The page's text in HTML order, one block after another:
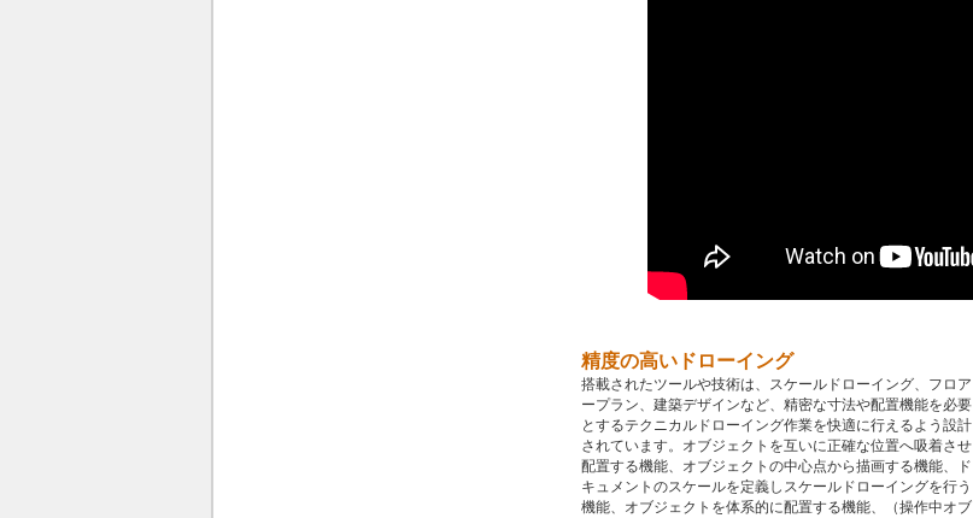
精度の高いドローイング
搭載されたツールや技術は、スケールドローイング、フロア
ープラン、建築デザインなど、精密な寸法や配置機能を必要
とするテクニカルドローイング作業を快適に行えるよう設計
されています。オブジェクトを互いに正確な位置へ吸着させ
配置する機能、オブジェクトの中心点から描画する機能、ド
キュメントのスケールを定義しスケールドローイングを行う
機能、オブジェクトを体系的に配置する機能、（操作中オブ